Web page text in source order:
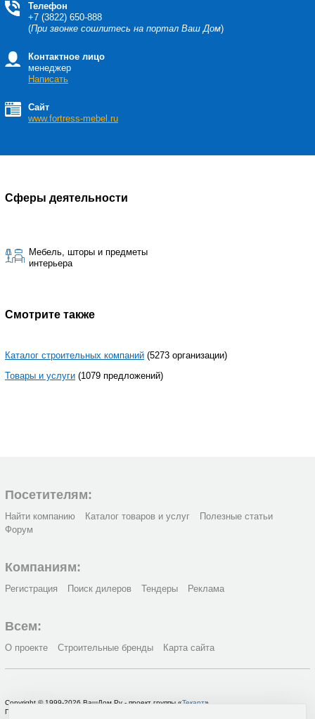
Телефон
+7 (3822) 650-888
(При звонке сошлитесь на портал Ваш Дом)
Контактное лицо
менеджер
Написать
Сайт
www.fortress-mebel.ru
Сферы деятельности
Мебель, шторы и предметы
интерьера
Смотрите также
Каталог строительных компаний (5273 организации)
Товары и услуги (1079 предложений)
Посетителям:
Найти компанию Каталог товаров и услуг
Полезные статьи
Форум
Компаниям:
Регистрация Поиск дилеров Тендеры Реклама
Всем:
О проекте Строительные бренды Карта сайта
Copyright © 1999-2026 ВашДом.Ру - проект группы «Текарт»
По вопросам связанным с работой портала вы можете связаться с нашей